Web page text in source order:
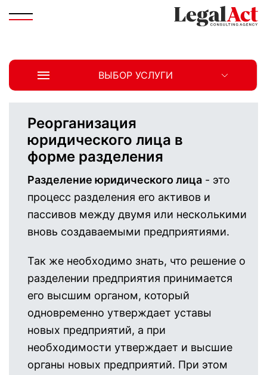
ВЫБОР УСЛУГИ
Реорганизация
юридического лица в
форме разделения
Разделение юридического лица - это
процесс разделения его активов и
пассивов между двумя или несколькими
вновь создаваемыми предприятиями.
Так же необходимо знать, что решение о
разделении предприятия принимается
его высшим органом, который
одновременно утверждает уставы
новых предприятий, а при
необходимости утверждает и высшие
органы новых предприятий. При этом